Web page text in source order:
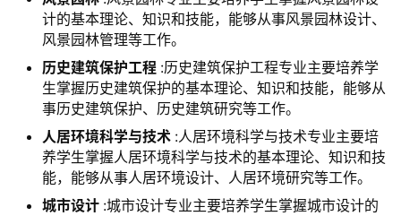
计的基本理论、知识和技能，能够从事风景园林设计、
风景园林管理等工作。
历史建筑保护工程 :历史建筑保护工程专业主要培养学
生掌握历史建筑保护的基本理论、知识和技能，能够从
事历史建筑保护、历史建筑研究等工作。
人居环境科学与技术 :人居环境科学与技术专业主要培
养学生掌握人居环境科学与技术的基本理论、知识和技
能，能够从事人居环境设计、人居环境研究等工作。
城市设计 :城市设计专业主要培养学生掌握城市设计的